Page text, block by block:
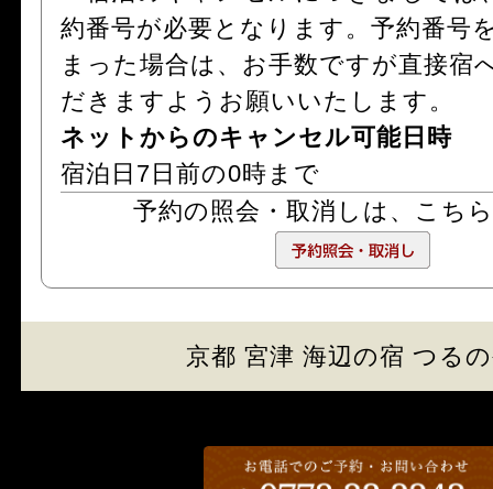
約番号が必要となります。予約番号
まった場合は、お手数ですが直接宿
だきますようお願いいたします。
ネットからのキャンセル可能日時
宿泊日7日前の0時まで
予約の照会・取消しは、 こちら
京都 宮津 海辺の宿 つる